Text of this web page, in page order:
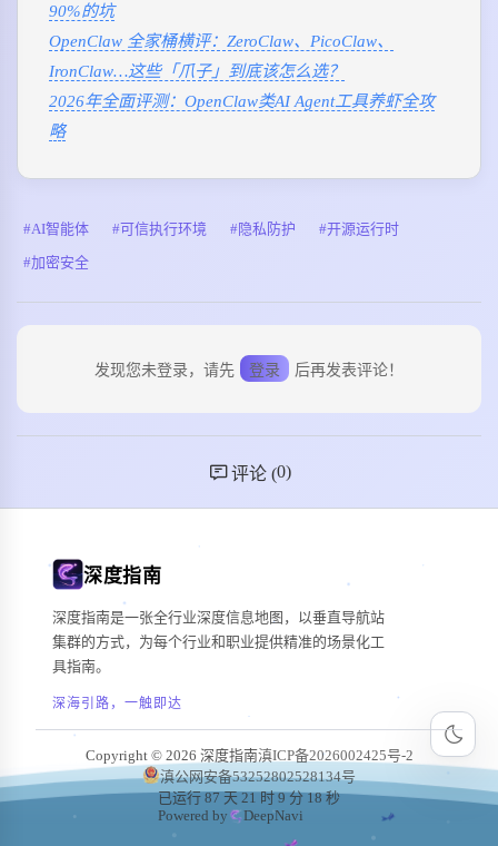
90%的坑
OpenClaw 全家桶横评：ZeroClaw、PicoClaw、
IronClaw…这些「爪子」到底该怎么选？
2026年全面评测：OpenClaw类AI Agent工具养虾全攻
略
AI智能体 可信执行环境 隐私防护
开源运行时
加密安全
发现您未登录，请先 登录 后再发表评论！
评论 (0)
深度指南
深度指南是一张全行业深度信息地图，以垂直导航站
集群的方式，为每个行业和职业提供精准的场景化工
具指南。
深海引路，一触即达
Copyright © 2026 深度指南滇ICP备2026002425号-2
滇公网安备53252802528134号
已运行 87 天 21 时 9 分 19 秒
Powered by
DeepNavi